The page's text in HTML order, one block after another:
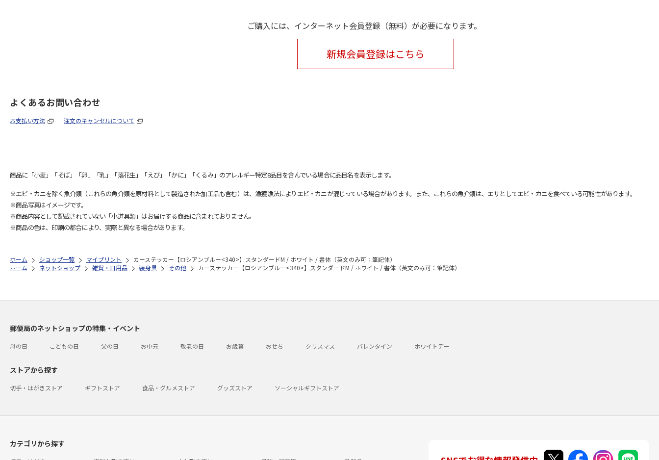
ご購入には、インターネット会員登録（無料）が必要になります。
新規会員登録はこちら
よくあるお問い合わせ
お支払い方法 注文のキャンセルについて
商品に「小麦」「そば」「卵」「乳」「落花生」「えび」「かに」「くるみ」のアレルギー特定8品目を含んでいる場合に品目名を表示します。
※エビ・カニを除く魚介類（これらの魚介類を原材料として製造された加工品も含む）は、漁獲漁法によりエビ・カニが混じっている場合があります。また、これらの魚介類は、エサとしてエビ・カニを食べている可能性があります。
※商品写真はイメージです。
※商品内容として記載されていない「小道具類」はお届けする商品に含まれておりません。
※商品の色は、印刷の都合により、実際と異なる場合があります。
ホーム ショップ一覧 マイプリント
カーステッカー【ロシアンブルー<340>】スタンダードM / ホワイト / 書体（英文のみ可：筆記体）
ホーム
ネットショップ 雑貨・日用品 装身具 その他 カーステッカー【ロシアンブルー<340>】スタンダードM / ホワイト / 書体（英文のみ可：筆記体）
郵便局のネットショップの特集・イベント
母の日 こどもの日 父の日 お中元 敬老の日 お歳暮 おせち クリスマス バレンタイン ホワイトデー
ストアから探す
切手・はがきストア ギフトストア 食品・グルメストア グッズストア ソーシャルギフトストア
カテゴリから探す